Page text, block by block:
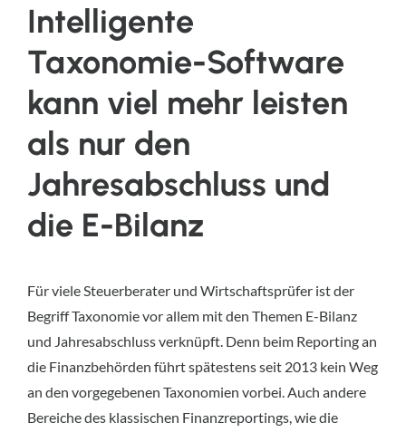
Intelligente
Taxonomie-Software
kann viel mehr leisten
als nur den
Jahresabschluss und
die E-Bilanz
Für viele Steuerberater und Wirtschaftsprüfer ist der
Begriff Taxonomie vor allem mit den Themen E-Bilanz
und Jahresabschluss verknüpft. Denn beim Reporting an
die Finanzbehörden führt spätestens seit 2013 kein Weg
an den vorgegebenen Taxonomien vorbei. Auch andere
Bereiche des klassischen Finanzreportings, wie die